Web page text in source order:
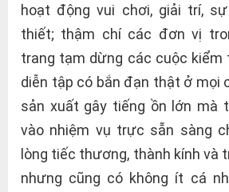
hoạt động vui chơi, giải trí,
thiết; thậm chí các đơn vị
trang tạm dừng các cuộc kiểm
diễn tập có bắn đạn thật ở mọi
sản xuất gây tiếng ồn lớn mà
vào nhiệm vụ trực sẵn sàng
lòng tiếc thương, thành kính và
nhưng cũng có không ít cá